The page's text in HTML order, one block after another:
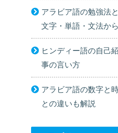
アラビア語の勉強法
文字・単語・文法か
ヒンディー語の自己
事の言い方
アラビア語の数字と
との違いも解説